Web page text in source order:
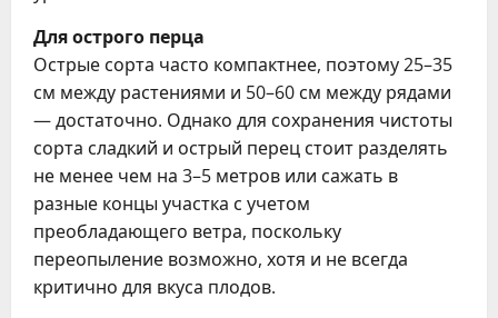
Для острого перца
Острые сорта часто компактнее, поэтому 25–35
см между растениями и 50–60 см между рядами
— достаточно. Однако для сохранения чистоты
сорта сладкий и острый перец стоит разделять
не менее чем на 3–5 метров или сажать в
разные концы участка с учетом
преобладающего ветра, поскольку
переопыление возможно, хотя и не всегда
критично для вкуса плодов.